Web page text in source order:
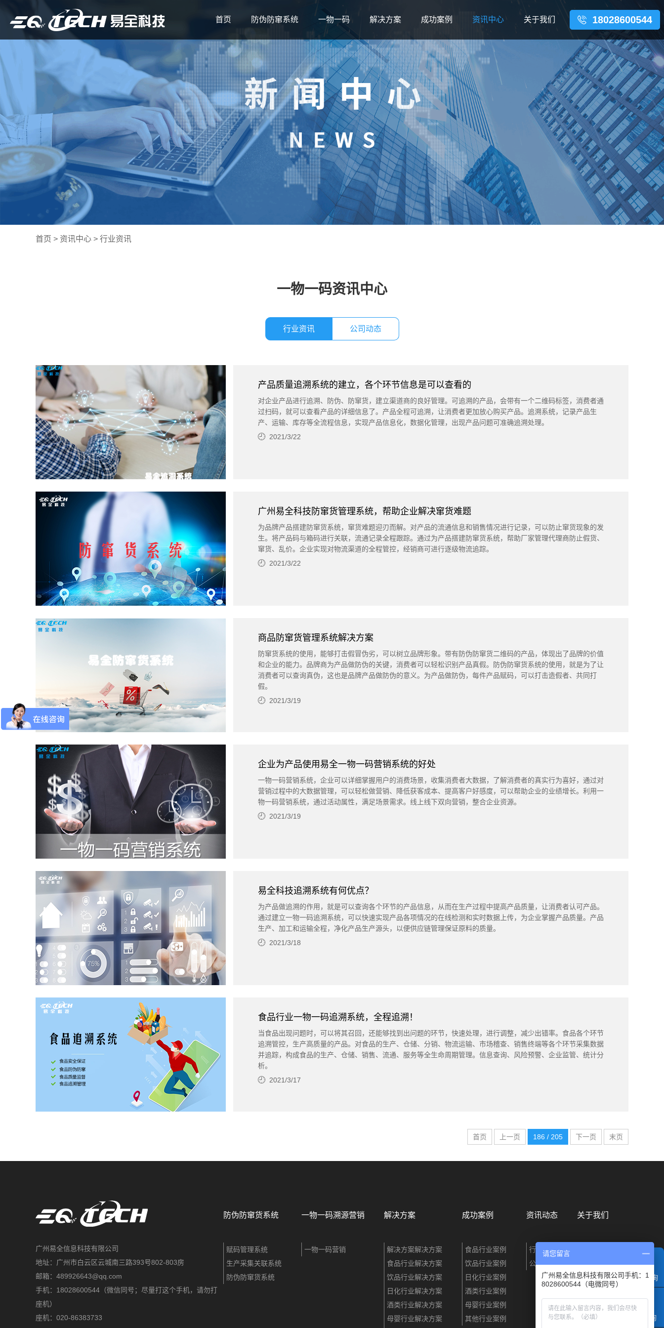
首页 防伪防窜系统 一物一码 解决方案 成功案例 资讯中心 关于我们 18028600544
首页 > 资讯中心 > 行业资讯
一物一码资讯中心
行业资讯 公司动态
产品质量追溯系统的建立，各个环节信息是可以查看的
对企业产品进行追溯、防伪、防窜货​，建立渠道商的良好管理。可追溯的产品，会带有一个二维码标签，消费者通
过扫码，就可以查看产品的详细信息了。产品全程可追溯，让消费者更加放心购买产品。追溯系统，记录产品生
产、运输、库存等全流程信息，实现产品信息化，数据化管理，出现产品问题可准确追溯处理。
2021/3/22
广州易全科技防窜货管理系统，帮助企业解决窜货难题
为品牌产品搭建防窜货系统，窜货难题迎刃而解。对产品的流通信息和销售情况进行记录，可以防止窜货现象的发
生。将产品码与箱码进行关联，流通记录全程跟踪。通过为产品搭建防窜货系统，帮助厂家管理代理商防止假货、
窜货、乱价。企业实现对物流渠道的全程管控，经销商可进行逐级物流追踪。
2021/3/22
商品防窜货管理系统解决方案
防窜货系统的使用，能够打击假冒伪劣，可以树立品牌形象。带有防伪防窜货二维码的产品，体现出了品牌的价值
和企业的能力。品牌商为产品做防伪的关键，消费者可以轻松识别产品真假。防伪防窜货系统的使用，就是为了让
消费者可以查询真伪，这也是品牌产品做防伪的意义。为产品做防伪，每件产品赋码，可以打击造假者、共同打
假。
2021/3/19
企业为产品使用易全一物一码营销系统的好处
一物一码营销系统，企业可以详细掌握用户的消费场景，收集消费者大数据，了解消费者的真实行为喜好，通过对
营销过程中的大数据管理，可以轻松做营销、降低获客成本、提高客户好感度，可以帮助企业的业绩增长。利用一
物一码营销系统，通过活动属性，满足场景需求。线上线下双向营销，整合企业资源。
2021/3/19
易全科技追溯系统有何优点？
为产品做追溯的作用，就是可以查询各个环节的产品信息，从而在生产过程中提高产品质量，让消费者认可产品。
通过建立一物一码追溯系统，可以快速实现产品各项情况的在线检测和实时数据上传，为企业掌握产品质量。产品
生产、加工和运输全程，净化产品生产源头，以便供应链管理保证原料的质量。
2021/3/18
食品行业一物一码追溯系统，全程追溯！
当食品出现问题时，可以将其召回，还能够找到出问题的环节，快速处理，进行调整，减少出错率。食品各个环节
追溯管控，生产高质量的产品。对食品的生产、仓储、分销、物流运输、市场稽查、销售终端等各个环节采集数据
并追踪，构成食品的生产、仓储、销售、流通、服务等全生命周期管理。信息查询、风险预警、企业监管、统计分
析。
2021/3/17
首页 上一页 186 / 205 下一页 末页
广州易全信息科技有限公司
地址：广州市白云区云城南三路393号802-803房
邮箱：489926643@qq.com
手机：18028600544（微信同号；尽量打这个手机，请勿打
座机）
座机：020-86383733
防伪防窜货系统
赋码管理系统
生产采集关联系统
防伪防窜货系统
一物一码溯源营销
一物一码营销
解决方案
解决方案解决方案
食品行业解决方案
饮品行业解决方案
日化行业解决方案
酒类行业解决方案
母婴行业解决方案
成功案例
食品行业案例
饮品行业案例
日化行业案例
酒类行业案例
母婴行业案例
其他行业案例
资讯动态
行业资讯
公司动态
关于我们
联系我们
电话咨询
QQ咨询
请您留言
广州易全信息科技有限公司手机：1
8028600544（电微同号）